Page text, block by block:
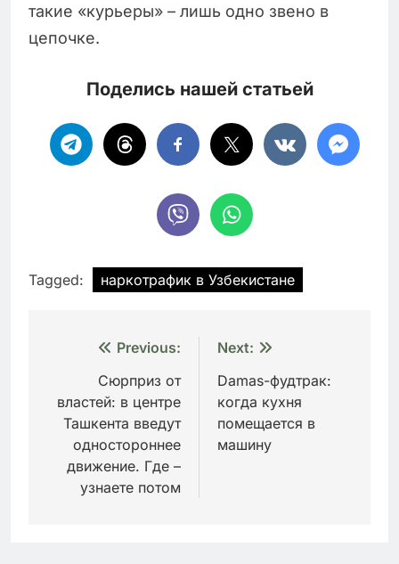
такие «курьеры» – лишь одно звено в
цепочке.
Поделись нашей статьей
Tagged: наркотрафик в Узбекистане
Навигация
записям
Previous:
Сюрприз от
властей: в центре
Ташкента введут
одностороннее
движение. Где –
узнаете потом
Next:
Damas-фудтрак:
когда кухня
помещается в
машину